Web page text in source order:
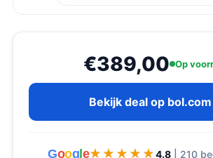
€389,00 Op
Bekijk deal op
Goog e★★★★★
★★★★★ 4.8 | 210